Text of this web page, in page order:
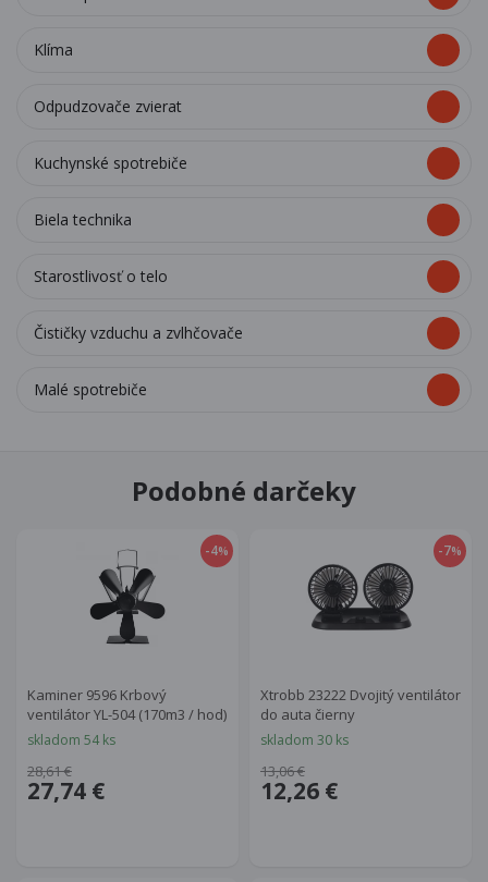
Klíma
Odpudzovače zvierat
Kuchynské spotrebiče
Biela technika
Starostlivosť o telo
Čističky vzduchu a zvlhčovače
Malé spotrebiče
Podobné darčeky
-4%
Kaminer 9596 Krbový
ventilátor YL-504 (170m3 / hod)
skladom 54 ks
27,74 €
28,61 €
-7%
Xtrobb 23222 Dvojitý ventilátor
do auta čierny
skladom 30 ks
12,26 €
13,06 €